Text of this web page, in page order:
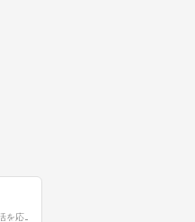
４階：全ての推し活を応援するフロア！